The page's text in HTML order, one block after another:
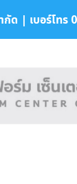
ด | เบอร์โทร